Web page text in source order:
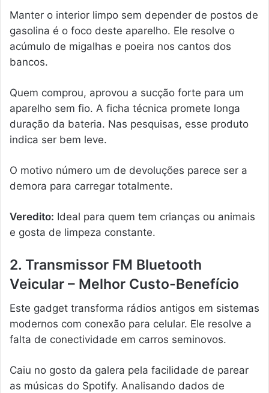
Manter o interior limpo sem depender de postos de
gasolina é o foco deste aparelho. Ele resolve o
acúmulo de migalhas e poeira nos cantos dos
bancos.
Quem comprou, aprovou a sucção forte para um
aparelho sem fio. A ficha técnica promete longa
duração da bateria. Nas pesquisas, esse produto
indica ser bem leve.
O motivo número um de devoluções parece ser a
demora para carregar totalmente.
Veredito: Ideal para quem tem crianças ou animais
e gosta de limpeza constante.
2. Transmissor FM Bluetooth
Veicular – Melhor Custo-Benefício
Este gadget transforma rádios antigos em sistemas
modernos com conexão para celular. Ele resolve a
falta de conectividade em carros seminovos.
Caiu no gosto da galera pela facilidade de parear
as músicas do Spotify. Analisando dados de